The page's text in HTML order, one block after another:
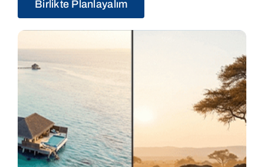
Birlikte Planlayalım